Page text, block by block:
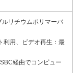
リチウムポリマーバ
利用、ビデオ再生：最
経由でコンピュー